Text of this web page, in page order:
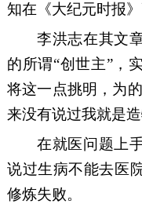
知在《大纪元时报
李洪志在其文
的所谓“创世主”，
将这一点挑明，为
来没有说过我就是
在就医问题上
说过生病不能去医
修炼失败。